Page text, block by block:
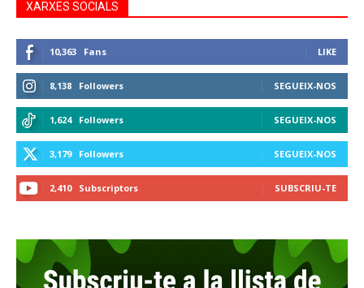
XARXES SOCIALS
10,363 Fans LIKE
8,138 Followers SEGUEIX-NOS
1,624 Followers SEGUEIX-NOS
3,179 Followers SEGUEIX-NOS
2,410 Subscriptors SUBSCRIU-TE